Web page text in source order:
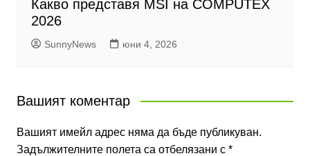
Какво представя MSI на COMPUTEX
2026
SunnyNews юни 4, 2026
Вашият коментар
Вашият имейл адрес няма да бъде публикуван.
Задължителните полета са отбелязани с *